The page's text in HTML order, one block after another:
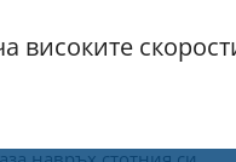
високите